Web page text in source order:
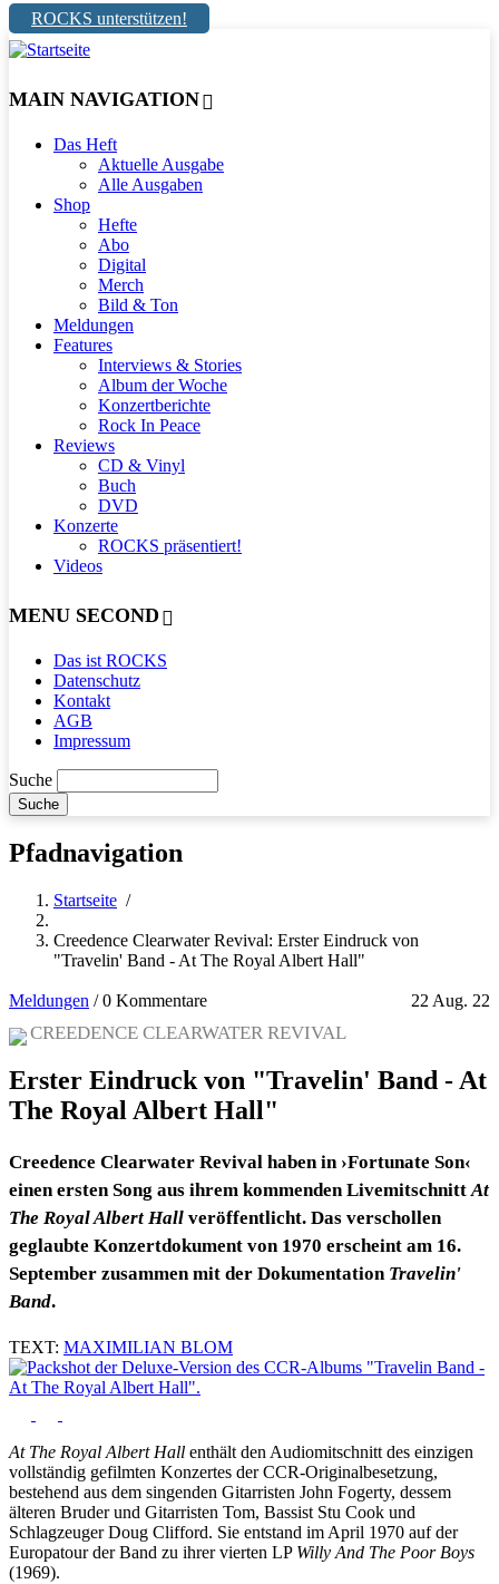
ROCKS unterstützen!
MAIN NAVIGATION
Das Heft
Aktuelle Ausgabe
Alle Ausgaben
Shop
Hefte
Abo
Digital
Merch
Bild & Ton
Meldungen
Features
Interviews & Stories
Album der Woche
Konzertberichte
Rock In Peace
Reviews
CD & Vinyl
Buch
DVD
Konzerte
ROCKS präsentiert!
Videos
MENU SECOND
Das ist ROCKS
Datenschutz
Kontakt
AGB
Impressum
Suche
Pfadnavigation
Startseite /
Creedence Clearwater Revival: Erster Eindruck von
"Travelin' Band - At The Royal Albert Hall"
Meldungen 22 Aug. 22
/0 Kommentare
CREEDENCE CLEARWATER REVIVAL
Erster Eindruck von "Travelin' Band - At
The Royal Albert Hall"
Creedence Clearwater Revival haben in ›Fortunate Son‹
einen ersten Song aus ihrem kommenden LivemitschnittAt
The Royal Albert Hall veröffentlicht. Das verschollen
geglaubte Konzertdokument von 1970 erscheint am 16.
September zusammen mit der Dokumentation Travelin'
Band.
TEXT: MAXIMILIAN BLOM
At The Royal Albert Hall enthält den Audiomitschnitt des einzigen
vollständig gefilmten Konzertes der CCR-Originalbesetzung,
bestehend aus dem singenden Gitarristen John Fogerty, dessem
älteren Bruder und Gitarristen Tom, Bassist Stu Cook und
Schlagzeuger Doug Clifford. Sie entstand im April 1970 auf der
Europatour der Band zu ihrer vierten LP Willy And The Poor Boys
(1969).